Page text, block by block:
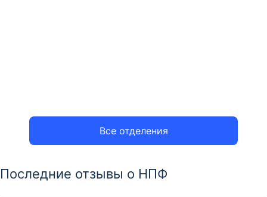
Все отделения
Последние отзывы о НПФ